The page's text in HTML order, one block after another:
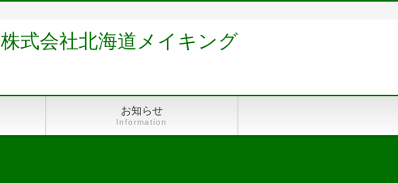
株式会社北海道メイキング
お知らせ
Information